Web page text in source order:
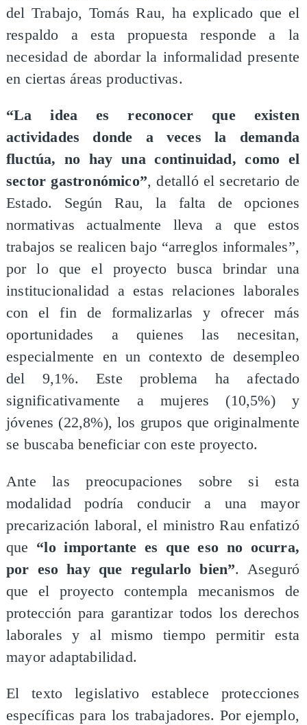
del Trabajo, Tomás Rau, ha explicado que el
respaldo a esta propuesta responde a la
necesidad de abordar la informalidad presente
en ciertas áreas productivas.
“La idea es reconocer que existen
actividades donde a veces la demanda
fluctúa, no hay una continuidad, como el
sector gastronómico”, detalló el secretario de
Estado. Según Rau, la falta de opciones
normativas actualmente lleva a que estos
trabajos se realicen bajo “arreglos informales”,
por lo que el proyecto busca brindar una
institucionalidad a estas relaciones laborales
con el fin de formalizarlas y ofrecer más
oportunidades a quienes las necesitan,
especialmente en un contexto de desempleo
del 9,1%. Este problema ha afectado
significativamente a mujeres (10,5%) y
jóvenes (22,8%), los grupos que originalmente
se buscaba beneficiar con este proyecto.
Ante las preocupaciones sobre si esta
modalidad podría conducir a una mayor
precarización laboral, el ministro Rau enfatizó
que “lo importante es que eso no ocurra,
por eso hay que regularlo bien”. Aseguró
que el proyecto contempla mecanismos de
protección para garantizar todos los derechos
laborales y al mismo tiempo permitir esta
mayor adaptabilidad.
El texto legislativo establece protecciones
específicas para los trabajadores. Por ejemplo,